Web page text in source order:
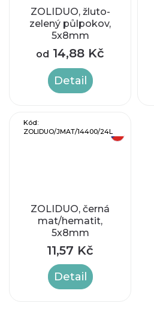
ZOLIDUO, žluto-
zelený půlpokov,
5x8mm
od 14,88 Kč
Detail
ZOLIDUO, černá
mat/hematit,
5x8mm
11,57 Kč
Detail
Kód:
ZOLIDUO/JMAT/14400/24L